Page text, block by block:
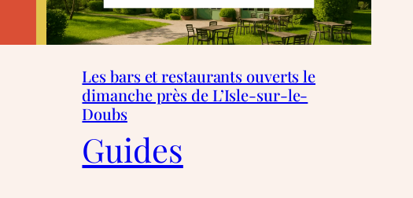
Les bars et restaurants ouverts le
dimanche près de L’Isle-sur-le-
Doubs
Guides